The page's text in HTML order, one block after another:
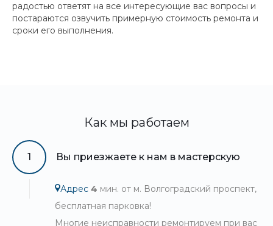
радостью ответят на все интересующие вас вопросы и
постараются озвучить примерную стоимость ремонта и
сроки его выполнения.
Как мы работаем
1 Вы приезжаете к нам в мастерскую
Адрес 4 мин. от м. Волгоградский проспект,
бесплатная парковка!
Многие неисправности ремонтируем при вас